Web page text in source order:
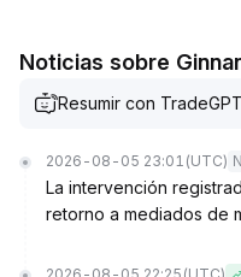
Noticias sobre
Resumir con TradeGPT
2026-08-05 23:01 (UTC)
La intervención
retorno a mediados de